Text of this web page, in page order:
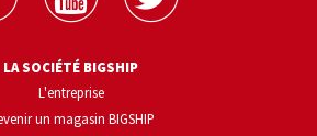
LA SOCIÉTÉ BIGSHIP
L'entreprise
un magasin BIGSHIP